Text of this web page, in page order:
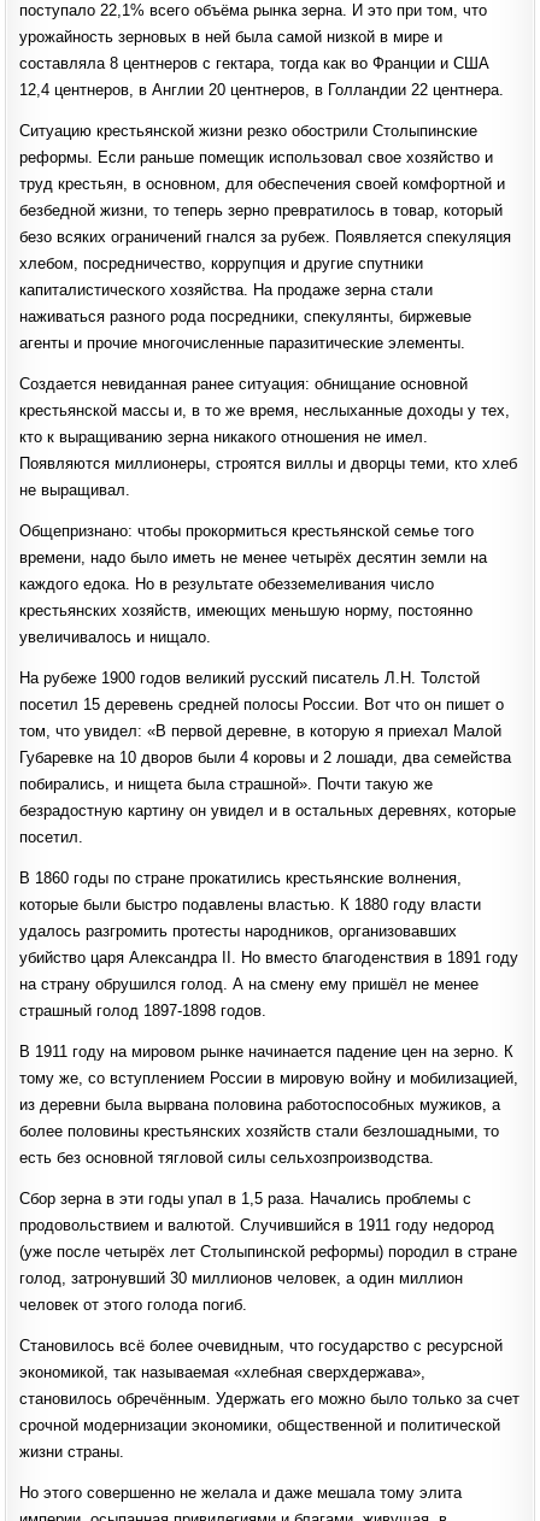
поступало 22,1% всего объёма рынка зерна. И это при том, что
урожайность зерновых в ней была самой низкой в мире и
составляла 8 центнеров с гектара, тогда как во Франции и США
12,4 центнеров, в Англии 20 центнеров, в Голландии 22 центнера.
Ситуацию крестьянской жизни резко обострили Столыпинские
реформы. Если раньше помещик использовал свое хозяйство и
труд крестьян, в основном, для обеспечения своей комфортной и
безбедной жизни, то теперь зерно превратилось в товар, который
безо всяких ограничений гнался за рубеж. Появляется спекуляция
хлебом, посредничество, коррупция и другие спутники
капиталистического хозяйства. На продаже зерна стали
наживаться разного рода посредники, спекулянты, биржевые
агенты и прочие многочисленные паразитические элементы.
Создается невиданная ранее ситуация: обнищание основной
крестьянской массы и, в то же время, неслыханные доходы у тех,
кто к выращиванию зерна никакого отношения не имел.
Появляются миллионеры, строятся виллы и дворцы теми, кто хлеб
не выращивал.
Общепризнано: чтобы прокормиться крестьянской семье того
времени, надо было иметь не менее четырёх десятин земли на
каждого едока. Но в результате обезземеливания число
крестьянских хозяйств, имеющих меньшую норму, постоянно
увеличивалось и нищало.
На рубеже 1900 годов великий русский писатель Л.Н. Толстой
посетил 15 деревень средней полосы России. Вот что он пишет о
том, что увидел: «В первой деревне, в которую я приехал Малой
Губаревке на 10 дворов были 4 коровы и 2 лошади, два семейства
побирались, и нищета была страшной». Почти такую же
безрадостную картину он увидел и в остальных деревнях, которые
посетил.
В 1860 годы по стране прокатились крестьянские волнения,
которые были быстро подавлены властью. К 1880 году власти
удалось разгромить протесты народников, организовавших
убийство царя Александра II. Но вместо благоденствия в 1891 году
на страну обрушился голод. А на смену ему пришёл не менее
страшный голод 1897-1898 годов.
В 1911 году на мировом рынке начинается падение цен на зерно. К
тому же, со вступлением России в мировую войну и мобилизацией,
из деревни была вырвана половина работоспособных мужиков, а
более половины крестьянских хозяйств стали безлошадными, то
есть без основной тягловой силы сельхозпроизводства.
Сбор зерна в эти годы упал в 1,5 раза. Начались проблемы с
продовольствием и валютой. Случившийся в 1911 году недород
(уже после четырёх лет Столыпинской реформы) породил в стране
голод, затронувший 30 миллионов человек, а один миллион
человек от этого голода погиб.
Становилось всё более очевидным, что государство с ресурсной
экономикой, так называемая «хлебная сверхдержава»,
становилось обречённым. Удержать его можно было только за счет
срочной модернизации экономики, общественной и политической
жизни страны.
Но этого совершенно не желала и даже мешала тому элита